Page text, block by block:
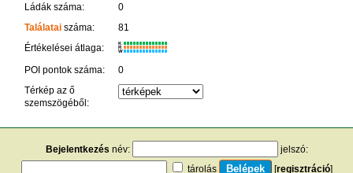
Ládák száma:
0
Találataiszáma:
81
Értékelései átlaga:
K
R
W
POI pontok száma:
0
Térkép az ő
szemszögéből:
Bejelentkezés név:
jelszó:
tárolás
[regisztráció]